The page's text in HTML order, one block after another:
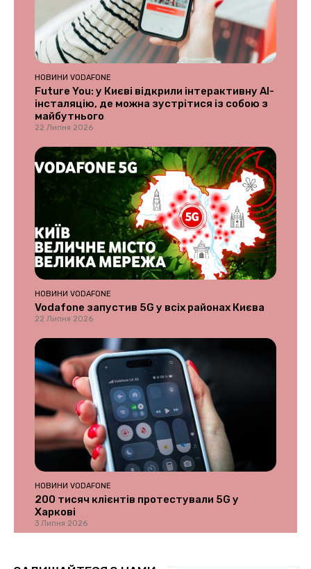
НОВИНИ VODAFONE
Future You: у Києві відкрили інтерактивну AI-
інсталяцію, де можна зустрітися із собою з
майбутнього
22 Липня 2026
НОВИНИ VODAFONE
Vodafone запустив 5G у всіх районах Києва
22 Липня 2026
НОВИНИ VODAFONE
200 тисяч клієнтів протестували 5G у
Харкові
3 Липня 2026